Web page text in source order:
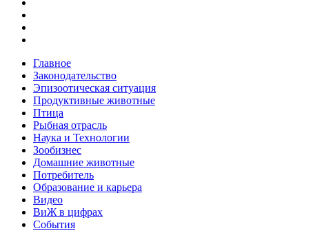
Главное
Законодательство
Эпизоотическая ситуация
Продуктивные животные
Птица
Рыбная отрасль
Наука и Технологии
Зообизнес
Домашние животные
Потребитель
Образование и карьера
Видео
ВиЖ в цифрах
События